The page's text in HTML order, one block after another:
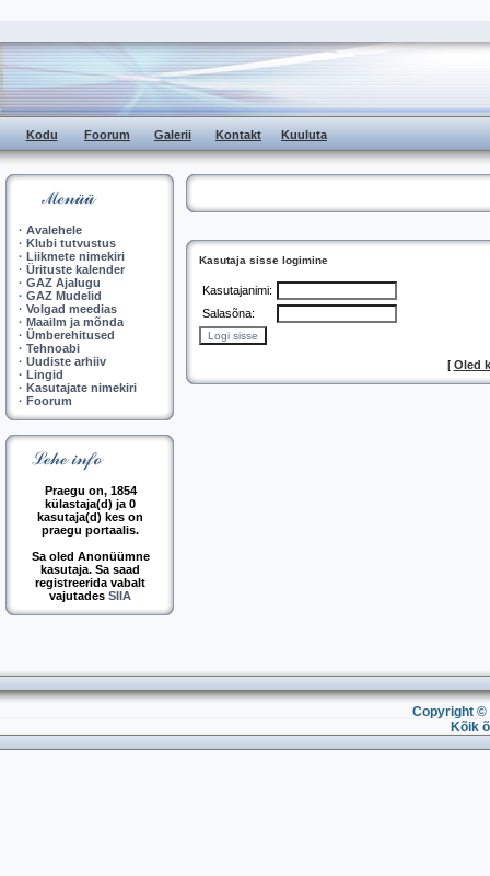
Kodu Foorum Galerii Kontakt Kuuluta
· Avalehele
· Klubi tutvustus
· Liikmete nimekiri
· Ürituste kalender
· GAZ Ajalugu
· GAZ Mudelid
· Volgad meedias
· Maailm ja mõnda
· Ümberehitused
· Tehnoabi
· Uudiste arhiiv
· Lingid
· Kasutajate nimekiri
· Foorum
Praegu on, 1854
külastaja(d) ja 0
kasutaja(d) kes on
praegu portaalis.
Sa oled Anonüümne
kasutaja. Sa saad
registreerida vabalt
vajutades SIIA
Kasutaja sisse logimine
Kasutajanimi:
Salasõna:
[ Oled
Copyright ©
Kõik